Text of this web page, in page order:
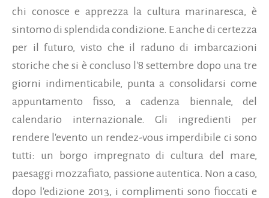
chi conosce e apprezza la cultura marinaresca, è
sintomo di splendida condizione. E anche di certezza
per il futuro, visto che il raduno di imbarcazioni
storiche che si è concluso l'8 settembre dopo una tre
giorni indimenticabile, punta a consolidarsi come
appuntamento fisso, a cadenza biennale, del
calendario internazionale. Gli ingredienti per
rendere l'evento un rendez-vous imperdibile ci sono
tutti: un borgo impregnato di cultura del mare,
paesaggi mozzafiato, passione autentica. Non a caso,
dopo l'edizione 2013, i complimenti sono fioccati e